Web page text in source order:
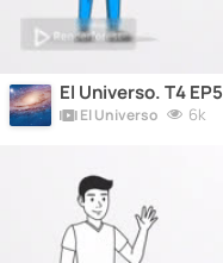
El Universo. T4 EP5
El Universo 6k